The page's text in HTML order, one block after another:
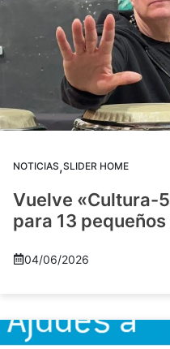
NOTICIAS,SLIDER HOME
Vuelve «Cultura-
para 13
04/06/2026